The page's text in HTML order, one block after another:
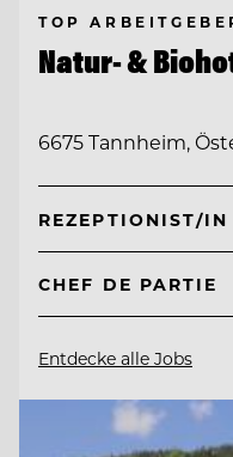
TOP
Natur- &
6675 Tannheim,
REZEPTIONIST/IN
CHEF DE PARTIE
Entdecke alle Jobs